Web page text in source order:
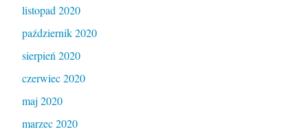
listopad 2020
październik 2020
sierpień 2020
czerwiec 2020
maj 2020
marzec 2020